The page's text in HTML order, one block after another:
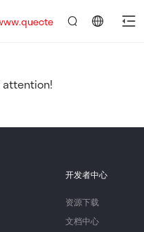
attention!
开发者中心
资源下载
文档中心